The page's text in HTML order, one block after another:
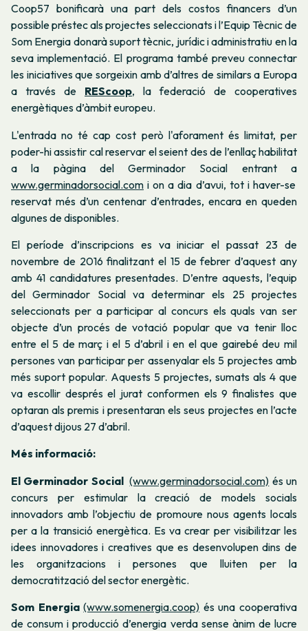
Coop57 bonificarà una part dels costos financers d’un
possible préstec als projectes seleccionats i l’Equip Tècnic de
Som Energia donarà suport tècnic, jurídic i administratiu en la
seva implementació. El programa també preveu connectar
les iniciatives que sorgeixin amb d’altres de similars a Europa
a través de REScoop, la federació de cooperatives
energètiques d’àmbit europeu.
L'entrada no té cap cost però l'aforament és limitat, per
poder-hi assistir cal reservar el seient des de l’enllaç habilitat
a la pàgina del Germinador Social entrant a
www.germinadorsocial.com i on a dia d’avui, tot i haver-se
reservat més d’un centenar d’entrades, encara en queden
algunes de disponibles.
El període d’inscripcions es va iniciar el passat 23 de
novembre de 2016 finalitzant el 15 de febrer d’aquest any
amb 41 candidatures presentades. D’entre aquests, l’equip
del Germinador Social va determinar els 25 projectes
seleccionats per a participar al concurs els quals van ser
objecte d’un procés de votació popular que va tenir lloc
entre el 5 de març i el 5 d’abril i en el que gairebé deu mil
persones van participar per assenyalar els 5 projectes amb
més suport popular. Aquests 5 projectes, sumats als 4 que
va escollir després el jurat conformen els 9 finalistes que
optaran als premis i presentaran els seus projectes en l’acte
d’aquest dijous 27 d’abril.
Més informació:
El Germinador Social (www.germinadorsocial.com) és un
concurs per estimular la creació de models socials
innovadors amb l’objectiu de promoure nous agents locals
per a la transició energètica. Es va crear per visibilitzar les
idees innovadores i creatives que es desenvolupen dins de
les organitzacions i persones que lluiten per la
democratització del sector energètic.
Som Energia(www.somenergia.coop) és una cooperativa
de consum i producció d’energia verda sense ànim de lucre